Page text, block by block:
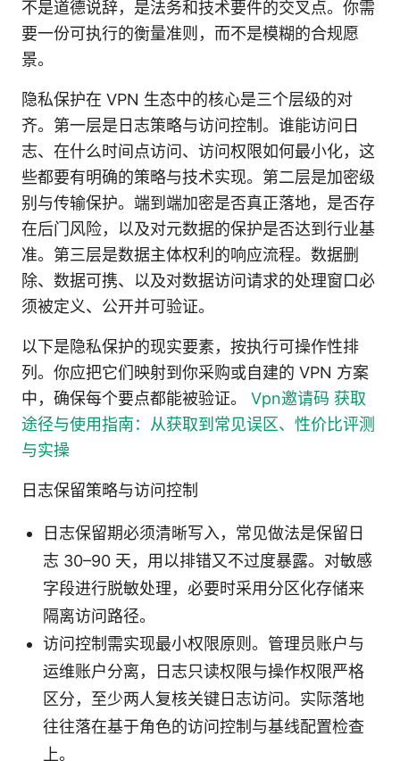
不是道德说辞，是法务和技术要件的交叉点。你需
要一份可执行的衡量准则，而不是模糊的合规愿
景。
隐私保护在 VPN 生态中的核心是三个层级的对
齐。第一层是日志策略与访问控制。谁能访问日
志、在什么时间点访问、访问权限如何最小化，这
些都要有明确的策略与技术实现。第二层是加密级
别与传输保护。端到端加密是否真正落地，是否存
在后门风险，以及对元数据的保护是否达到行业基
准。第三层是数据主体权利的响应流程。数据删
除、数据可携、以及对数据访问请求的处理窗口必
须被定义、公开并可验证。
以下是隐私保护的现实要素，按执行可操作性排
列。你应把它们映射到你采购或自建的 VPN 方案
中，确保每个要点都能被验证。 Vpn邀请码 获取
途径与使用指南：从获取到常见误区、性价比评测
与实操
日志保留策略与访问控制
日志保留期必须清晰写入，常见做法是保留日
志 30–90 天，用以排错又不过度暴露。对敏感
字段进行脱敏处理，必要时采用分区化存储来
隔离访问路径。
访问控制需实现最小权限原则。管理员账户与
运维账户分离，日志只读权限与操作权限严格
区分，至少两人复核关键日志访问。实际落地
往往落在基于角色的访问控制与基线配置检查
上。